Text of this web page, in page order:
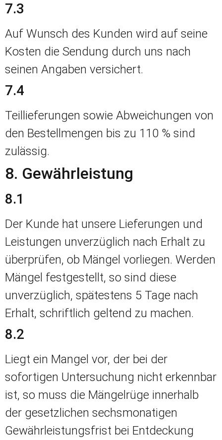
7.3
Auf Wunsch des Kunden wird auf seine
Kosten die Sendung durch uns nach
seinen Angaben versichert.
7.4
Teillieferungen sowie Abweichungen von
den Bestellmengen bis zu 110 % sind
zulässig.
8. Gewährleistung
8.1
Der Kunde hat unsere Lieferungen und
Leistungen unverzüglich nach Erhalt zu
überprüfen, ob Mängel vorliegen. Werden
Mängel festgestellt, so sind diese
unverzüglich, spätestens 5 Tage nach
Erhalt, schriftlich geltend zu machen.
8.2
Liegt ein Mangel vor, der bei der
sofortigen Untersuchung nicht erkennbar
ist, so muss die Mängelrüge innerhalb
der gesetzlichen sechsmonatigen
Gewährleistungsfrist bei Entdeckung